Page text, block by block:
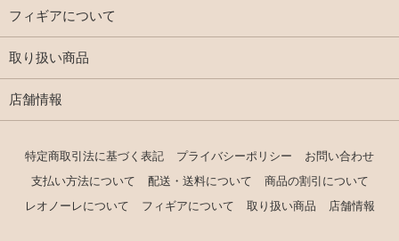
フィギアについて
取り扱い商品
店舗情報
特定商取引法に基づく表記 プライバシーポリシー
お問い合わせ
支払い方法について
配送・送料について
商品の割引について
レオノーレについて
フィギアについて 取り扱い商品 店舗情報